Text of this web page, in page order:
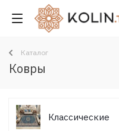
Каталог
Ковры
Классические